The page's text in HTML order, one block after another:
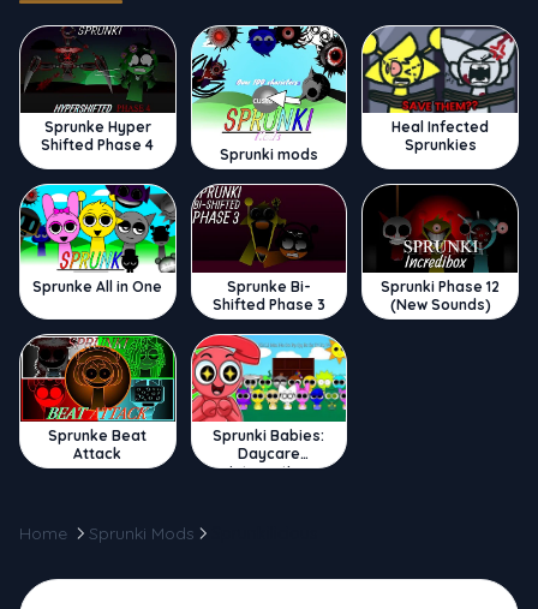
Sprunke Hyper
Shifted Phase 4
Sprunki mods
Heal Infected
Sprunkies
Sprunke All in One
Sprunke Bi-
Shifted Phase 3
Sprunki Phase 12
(New Sounds)
Sprunke Beat
Attack
Sprunki Babies:
Daycare
Interactive
Home Sprunki Mods